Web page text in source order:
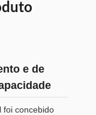
e de
foi concebido